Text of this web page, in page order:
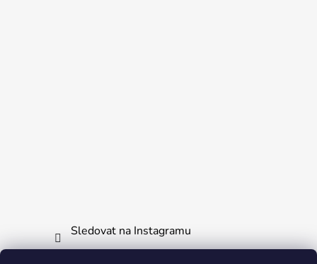
Sledovat na Instagramu